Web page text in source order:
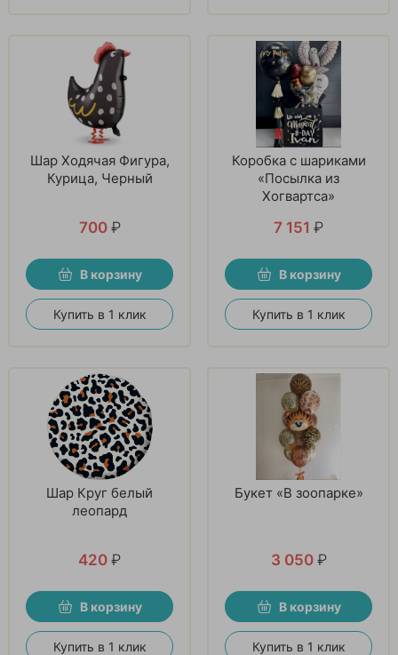
Шар Ходячая Фигура,
Курица, Черный
700 ₽
В корзину
Купить в 1 клик
Коробка с шариками
«Посылка из
Хогвартса»
7 151 ₽
В корзину
Купить в 1 клик
Шар Круг белый
леопард
420 ₽
В корзину
Купить в 1 клик
Букет «В зоопарке»
3 050 ₽
В корзину
Купить в 1 клик